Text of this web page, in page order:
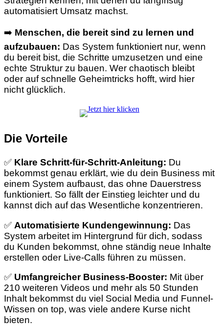
automatisiert Umsatz machst.
➡️ Menschen, die bereit sind zu lernen und
aufzubauen: Das System funktioniert nur, wenn
du bereit bist, die Schritte umzusetzen und eine
echte Struktur zu bauen. Wer chaotisch bleibt
oder auf schnelle Geheimtricks hofft, wird hier
nicht glücklich.
Die Vorteile
✅ Klare Schritt-für-Schritt-Anleitung: Du
bekommst genau erklärt, wie du dein Business mit
einem System aufbaust, das ohne Dauerstress
funktioniert. So fällt der Einstieg leichter und du
kannst dich auf das Wesentliche konzentrieren.
✅ Automatisierte Kundengewinnung: Das
System arbeitet im Hintergrund für dich, sodass
du Kunden bekommst, ohne ständig neue Inhalte
erstellen oder Live-Calls führen zu müssen.
✅ Umfangreicher Business-Booster: Mit über
210 weiteren Videos und mehr als 50 Stunden
Inhalt bekommst du viel Social Media und Funnel-
Wissen on top, was viele andere Kurse nicht
bieten.